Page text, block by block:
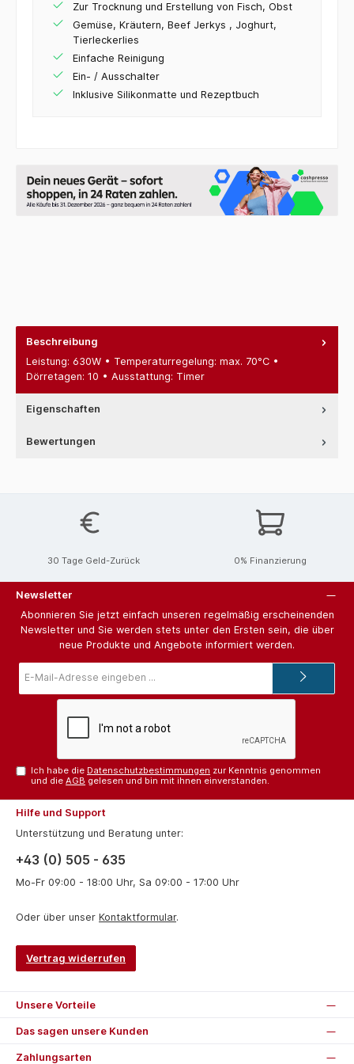
Zur Trocknung und Erstellung von Fisch, Obst
Gemüse, Kräutern, Beef Jerkys , Joghurt,
Tierleckerlies
Einfache Reinigung
Ein- / Ausschalter
Inklusive Silikonmatte und Rezeptbuch
Beschreibung
Leistung: 630W • Temperaturregelung: max. 70°C •
Dörretagen: 10 • Ausstattung: Timer
Eigenschaften
Bewertungen
30 Tage Geld-Zurück 0% Finanzierung
Newsletter
Abonnieren Sie jetzt einfach unseren regelmäßig erscheinenden
Newsletter und Sie werden stets unter den Ersten sein, die über
neue Produkte und Angebote informiert werden.
Mail-
Ich habe die Datenschutzbestimmungen zur Kenntnis genommen
und dieAGB gelesen und bin mit ihnen einverstanden.
Hilfe und Support
Unterstützung und Beratung unter:
+43 (0) 505 - 635
Mo-Fr 09:00 - 18:00 Uhr, Sa 09:00 - 17:00 Uhr
Oder über unser Kontaktformular.
Vertrag widerrufen
Unsere Vorteile
Das sagen unsere Kunden
Zahlungsarten